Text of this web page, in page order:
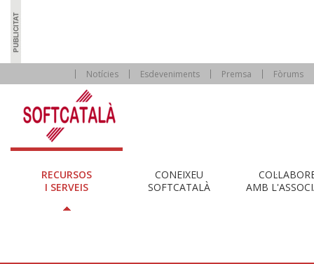
Notícies Esdeveniments Premsa Fòrums
RECURSOS
I SERVEIS
CONEIXEU
SOFTCATALÀ
AMB